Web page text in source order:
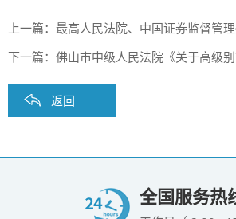
上一篇： 最高人民法院、中国证券监督管理委员会发布《关于切实审理好上
下一篇： 佛山市中级人民法院《关于高级别管理人承
返回
全国服务热